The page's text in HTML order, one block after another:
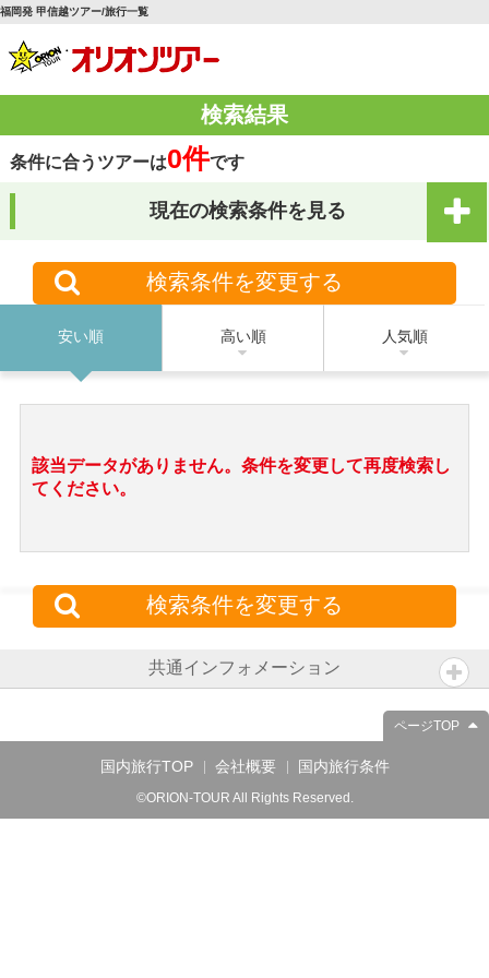
福岡発 甲信越ツアー/旅行一覧
検索結果
条件に合うツアーは0件です
現在の検索条件を見る
検索条件を変更する
安い順 高い順 人気順
該当データがありません。条件を変更して再度検索し
てください。
検索条件を変更する
共通インフォメーション
ページTOP
国内旅行TOP 会社概要 国内旅行条件
©ORION-TOUR All Rights Reserved.